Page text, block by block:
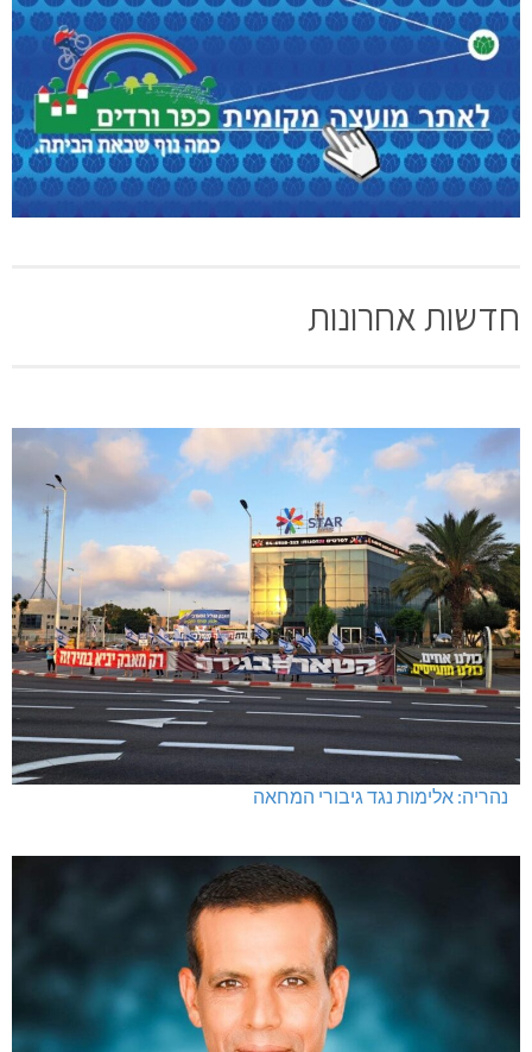
חדשות אחרונות
נהריה: אלימות נגד גיבורי המחאה